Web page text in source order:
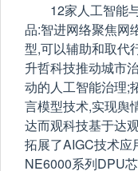
12家人工智能
品:智进网络聚焦网
型,可以辅助和取代
升哲科技推动城市
动的人工智能治理;
言模型技术,实现舆
达而观科技基于达
拓展了AIGC技术应
NE6000系列DPU